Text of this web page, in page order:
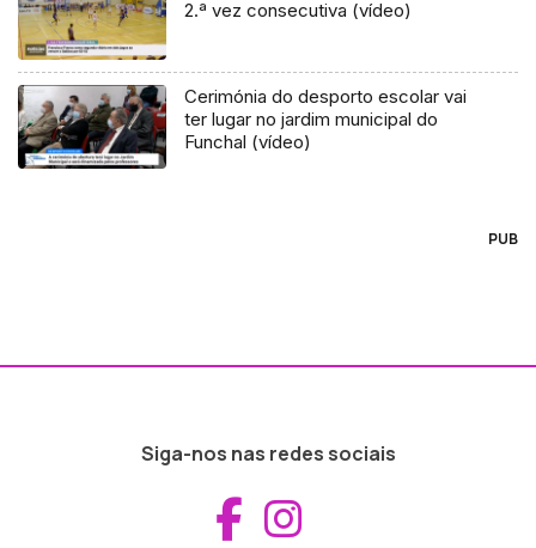
2.ª vez consecutiva (vídeo)
Cerimónia do desporto escolar vai
ter lugar no jardim municipal do
Funchal (vídeo)
PUB
Siga-nos nas redes sociais
Aceder ao